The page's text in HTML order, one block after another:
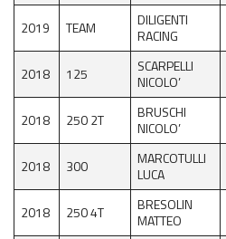
2019
TEAM
DILIGENTI
RACING
2018
125
SCARPELLI
NICOLO’
2018 250 2T
BRUSCHI
NICOLO’
2018 300
MARCOTULLI
LUCA
2018
250 4T
BRESOLIN
MATTEO